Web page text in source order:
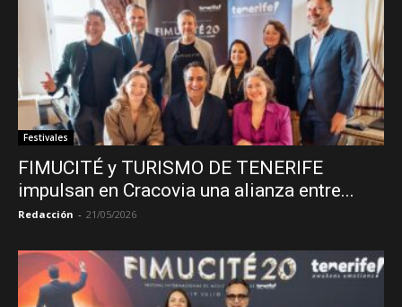
Festivales
FIMUCITÉ y TURISMO DE TENERIFE
impulsan en Cracovia una alianza entre...
Redacción - 21/05/2026